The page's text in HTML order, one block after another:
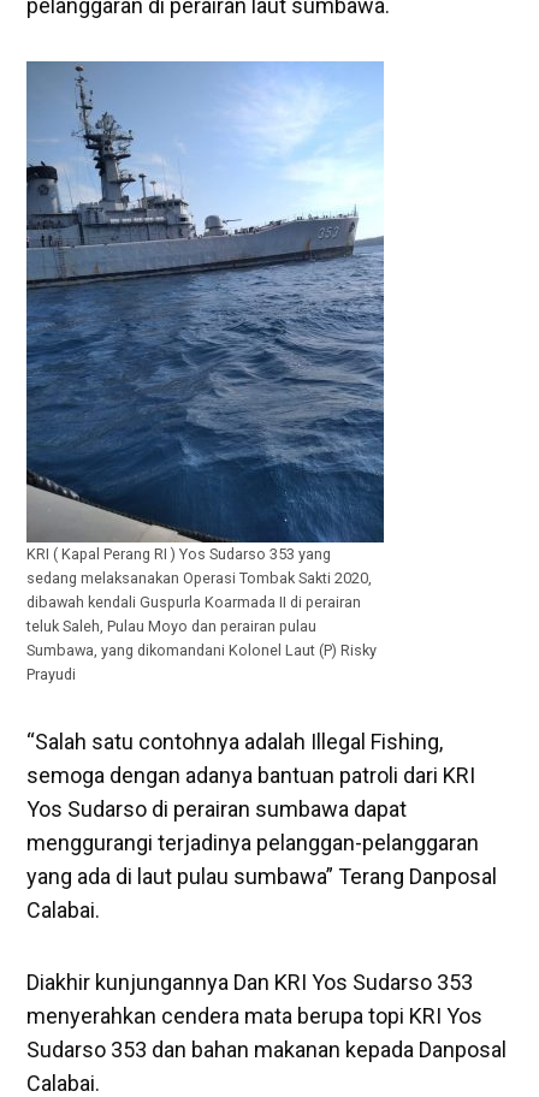
pelanggaran di perairan laut sumbawa.
KRI ( Kapal Perang RI ) Yos Sudarso 353 yang
sedang melaksanakan Operasi Tombak Sakti 2020,
dibawah kendali Guspurla Koarmada II di perairan
teluk Saleh, Pulau Moyo dan perairan pulau
Sumbawa, yang dikomandani Kolonel Laut (P) Risky
Prayudi
“Salah satu contohnya adalah Illegal Fishing,
semoga dengan adanya bantuan patroli dari KRI
Yos Sudarso di perairan sumbawa dapat
menggurangi terjadinya pelanggan-pelanggaran
yang ada di laut pulau sumbawa” Terang Danposal
Calabai.
Diakhir kunjungannya Dan KRI Yos Sudarso 353
menyerahkan cendera mata berupa topi KRI Yos
Sudarso 353 dan bahan makanan kepada Danposal
Calabai.